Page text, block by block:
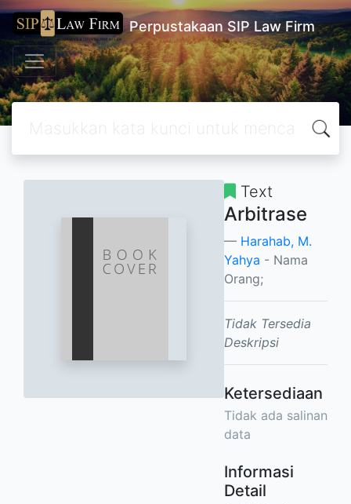
Perpustakaan SIP Law Firm
Text
Arbitrase
Harahab, M.
Yahya - Nama
Orang;
Tidak Tersedia
Deskripsi
Ketersediaan
Tidak ada salinan
data
Informasi
Detail